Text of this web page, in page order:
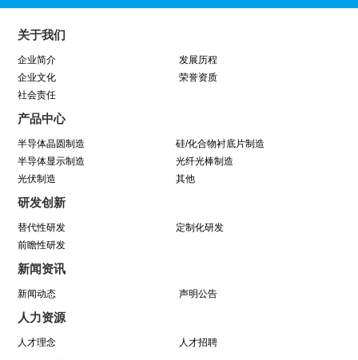
动圆满结束
学芯谱理念 做靠谱者--中巨芯靠谱文化宣讲月活
动圆满收官
因为靠谱 所以信赖 | 中巨芯《芯谱》发布会
中巨芯参展SEMICON China 2021
八年靠谱路 芯程共奔赴——首届靠谱文化节开幕
关于我们
企业简介
发展历程
企业文化
荣誉资质
社会责任
产品中心
半导体晶圆制造
硅/化合物衬底片制造
半导体显示制造
光纤光棒制造
光伏制造
其他
研发创新
替代性研发
定制化研发
前瞻性研发
新闻资讯
新闻动态 声明公告
人力资源
人才理念 人才招聘